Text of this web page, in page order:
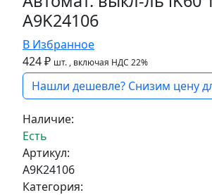
A9K24106
В Избранное
424 ₽ шт. , включая НДС 22%
Нашли дешевле? Снизим цену
Наличие:
Есть
Артикул:
A9K24106
Категория: